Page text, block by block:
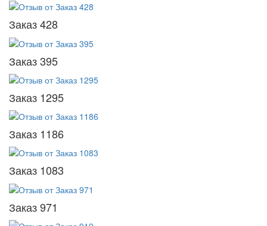
Заказ 428
Заказ 395
Заказ 1295
Заказ 1186
Заказ 1083
Заказ 971